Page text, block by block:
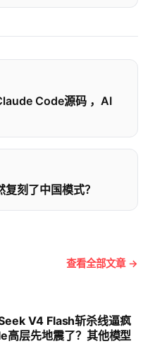
Code源码 ，AI
刻了中国模式？
查看全部文章 →
V4 Flash斩杀线逼疯
高层先地震了？其他模型